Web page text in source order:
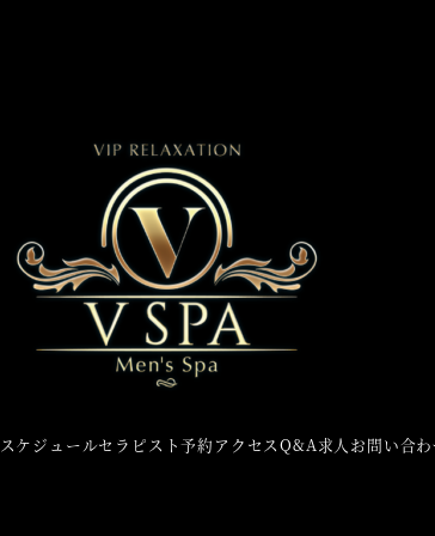
スケジュールセラピスト予約 アクセスQ&A求人 お問い合